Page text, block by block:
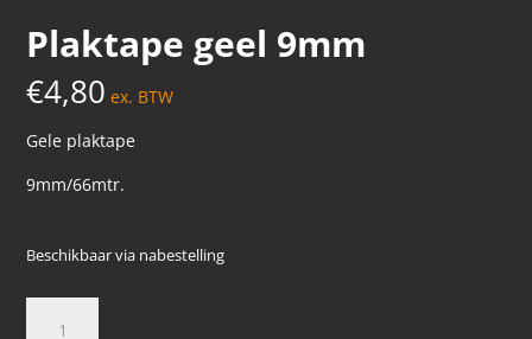
Plaktape geel 9mm
€4,80 ex. BTW
Gele plaktape
9mm/66mtr.
Beschikbaar via nabestelling